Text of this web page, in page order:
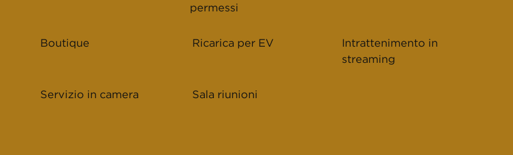
permessi
Boutique Ricarica per EV
Intrattenimento in
streaming
Servizio in camera Sala riunioni